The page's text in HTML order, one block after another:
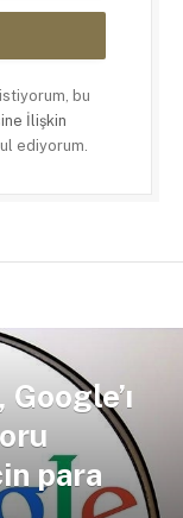
bu
İlişkin
ediyorum.
para